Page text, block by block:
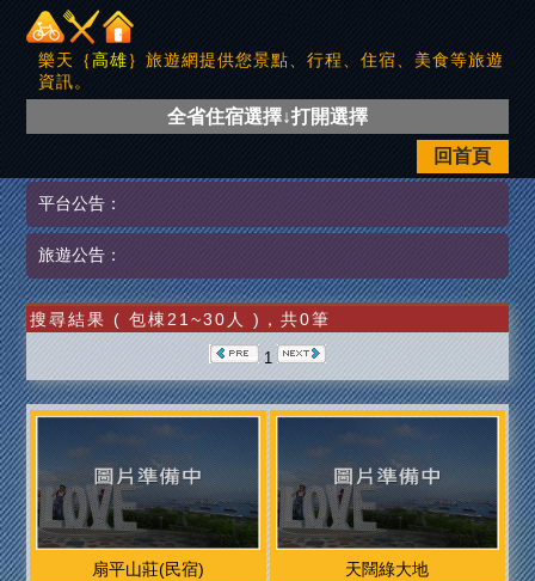
樂天｛高雄｝旅遊網提供您景點、行程、住宿、美食等旅遊
資訊。
全省住宿選擇↓打開選擇
回首頁
平台公告：
旅遊公告：
搜尋結果 ( 包棟21~30人 )，共0筆
1
扇平山莊(民宿) 天闊綠大地